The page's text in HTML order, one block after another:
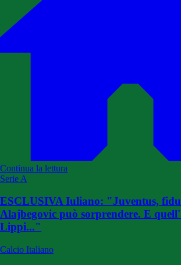
Continua la lettura
Serie A
ESCLUSIVA Iuliano: "Juventus,
Alajbegovic può sorprendere. E
Lippi..."
Calcio Italiano